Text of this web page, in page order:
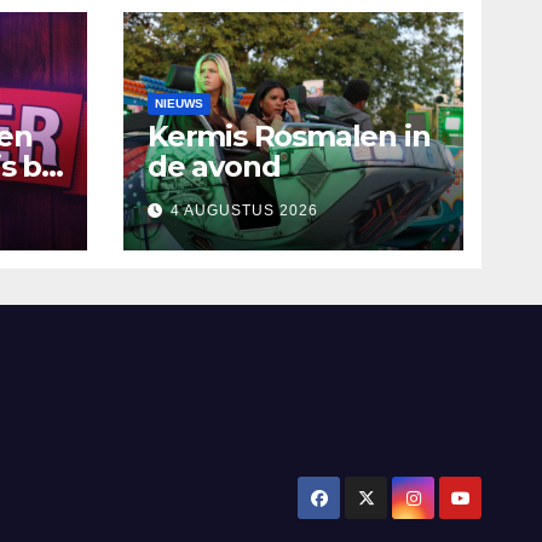
bij
NIEUWS
Kermis Rosmalen in
de avond
4 AUGUSTUS 2026